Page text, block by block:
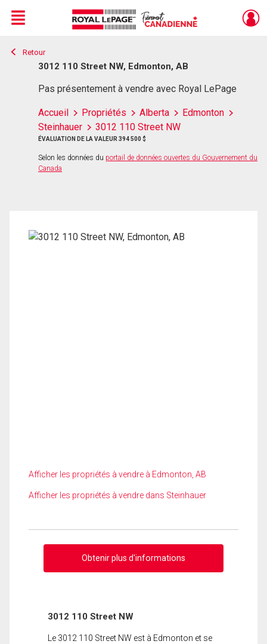
Live
En Direct
Menu
Retour
3012 110 Street NW, Edmonton, AB
Pas présentement à vendre avec Royal LePage
Accueil Propriétés Alberta
Edmonton
Steinhauer
3012 110 Street NW
ÉVALUATION DE LA VALEUR 394 500 $
Selon les données du portail de données ouvertes du Gouvernement du
Canada
Afficher les propriétés à vendre à Edmonton, AB
Afficher les propriétés à vendre dans Steinhauer
Obtenir plus d'informations
3012 110 Street NW
Le 3012 110 Street NW est à Edmonton et se